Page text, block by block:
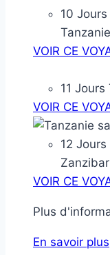
10
Tanzanie
VOIR CE
11
VOIR CE
12
Zanzibar
VOIR CE
Plus
En savoir plus